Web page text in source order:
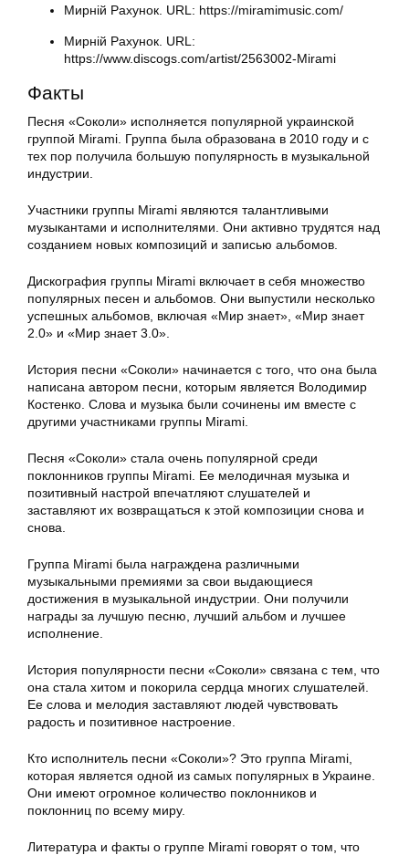
Мирній Рахунок. URL: https://miramimusic.com/
Мирній Рахунок. URL:
https://www.discogs.com/artist/2563002-Mirami
Факты
Песня «Соколи» исполняется популярной украинской
группой Mirami. Группа была образована в 2010 году и с
тех пор получила большую популярность в музыкальной
индустрии.
Участники группы Mirami являются талантливыми
музыкантами и исполнителями. Они активно трудятся над
созданием новых композиций и записью альбомов.
Дискография группы Mirami включает в себя множество
популярных песен и альбомов. Они выпустили несколько
успешных альбомов, включая «Мир знает», «Мир знает
2.0» и «Мир знает 3.0».
История песни «Соколи» начинается с того, что она была
написана автором песни, которым является Володимир
Костенко. Слова и музыка были сочинены им вместе с
другими участниками группы Mirami.
Песня «Соколи» стала очень популярной среди
поклонников группы Mirami. Ее мелодичная музыка и
позитивный настрой впечатляют слушателей и
заставляют их возвращаться к этой композиции снова и
снова.
Группа Mirami была награждена различными
музыкальными премиями за свои выдающиеся
достижения в музыкальной индустрии. Они получили
награды за лучшую песню, лучший альбом и лучшее
исполнение.
История популярности песни «Соколи» связана с тем, что
она стала хитом и покорила сердца многих слушателей.
Ее слова и мелодия заставляют людей чувствовать
радость и позитивное настроение.
Кто исполнитель песни «Соколи»? Это группа Mirami,
которая является одной из самых популярных в Украине.
Они имеют огромное количество поклонников и
поклонниц по всему миру.
Литература и факты о группе Mirami говорят о том, что